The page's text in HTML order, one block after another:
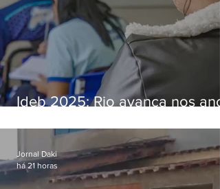
Ideb 2025: Rio avança nos
nacional
Jornal Daki
há 21 horas